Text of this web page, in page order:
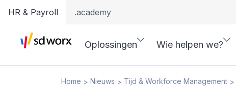
HR & Payroll .academy
Oplossingen Wie helpen we?
Home > Nieuws > Tijd & Workforce Management >